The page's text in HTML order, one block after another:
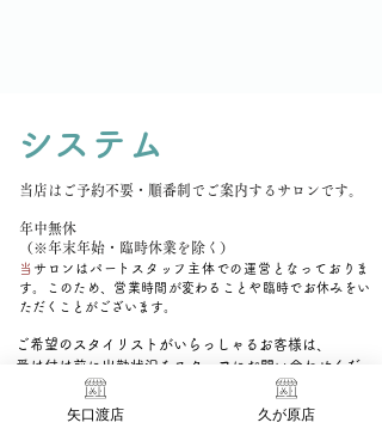
システム
当店はご予約不要・順番制でご案内するサロンです。
年中無休
（※年末年始・臨時休業を除く）
​ 当サロンはパートスタッ フ主体での運営となって おりま
す。このため 、営業時間が変わることや臨時でお休みをい
ただくこと が ございます。
ご希望のスタイリストがいらっしゃるお客様は、
受け付け前に出勤状況をスタッフにお問い合わせくだ
お呼び出しするタイミングを調整いたします。
矢口渡店 久が原店